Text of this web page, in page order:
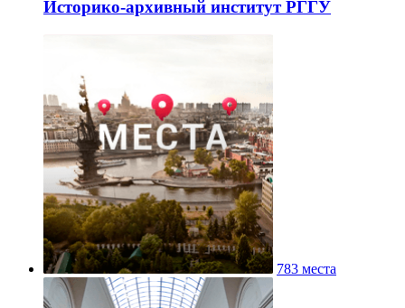
Историко-архивный институт РГГУ
783 места